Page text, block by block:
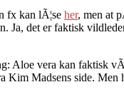
fx kan lÃ¦se her, men at
Ja, det er faktisk
Aloe vera kan faktisk
Madsens side. Men